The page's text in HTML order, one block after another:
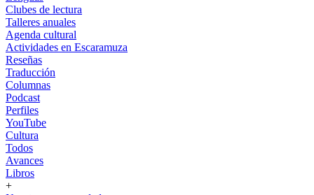
Clubes de lectura
Talleres anuales
Agenda cultural
Actividades en Escaramuza
Reseñas
Traducción
Columnas
Podcast
Perfiles
YouTube
Cultura
Todos
Avances
Libros
+